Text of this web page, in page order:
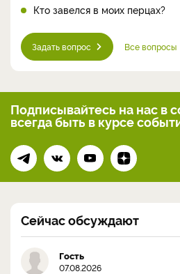
Кто завелся в моих перцах?
Задать вопрос Все вопросы
Подписывайтесь на нас в
всегдабыть в курсе
Сейчас обсуждают
Гость
07.08.2026